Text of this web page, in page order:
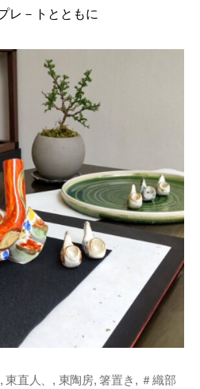
レ－トとともに
,東直人、 , 東陶房,箸置き , ＃織部